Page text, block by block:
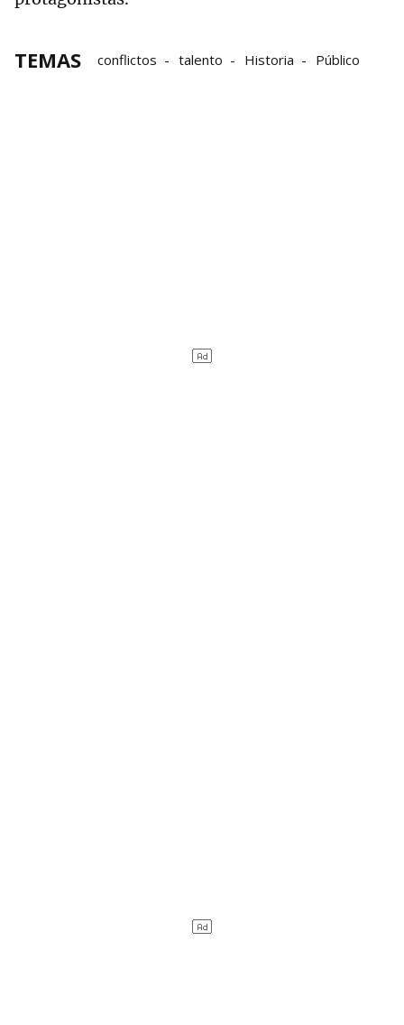
TEMAS conflictos talento Historia Público